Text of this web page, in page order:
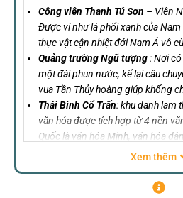
Công viên Thanh Tú Sơn – Viên
Được ví như lá phổi xanh của
thực vật cận nhiệt đới Nam Á vô
Quảng trường Ngũ tượng: Nơi
một đài phun nước, kể lại câu
vua Tần Thủy hoàng giúp khống
Thái Bình Cổ Trấn: khu danh lam
văn hóa được tích hợp từ 4 nền
Quốc là văn hóa Minh, văn hóa
Đường và văn hóa Thủy.Xem thêm